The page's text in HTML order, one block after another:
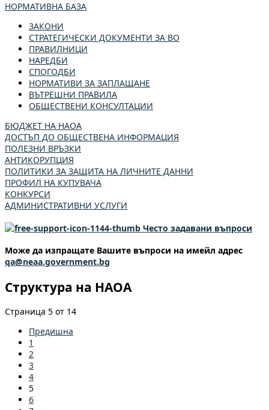
НОРМАТИВНА БАЗА
ЗАКОНИ
СТРАТЕГИЧЕСКИ ДОКУМЕНТИ ЗА ВО
ПРАВИЛНИЦИ
НАРЕДБИ
СПОГОДБИ
НОРМАТИВИ ЗА ЗАПЛАЩАНЕ
ВЪТРЕШНИ ПРАВИЛА
ОБЩЕСТВЕНИ КОНСУЛТАЦИИ
БЮДЖЕТ НА НАОА
ДОСТЪП ДО ОБЩЕСТВЕНА ИНФОРМАЦИЯ
ПОЛЕЗНИ ВРЪЗКИ
АНТИКОРУПЦИЯ
ПОЛИТИКИ ЗА ЗАЩИТА НА ЛИЧНИТЕ ДАННИ
ПРОФИЛ НА КУПУВАЧА
КОНКУРСИ
АДМИНИСТРАТИВНИ УСЛУГИ
Често задавани въпроси
Може да изпращате Вашите въпроси на имейл адрес
qa@neaa.government.bg
Структура на НАОА
Страница 5 от 14
Предишна
1
2
3
4
5
6